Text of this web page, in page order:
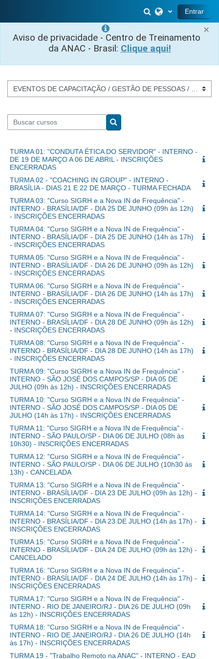
×
Aviso de privacidade - Centro de Treinamento
da ANAC - Brasil: Clique aqui!
Selector de
Entrar
Categorías
Buscar cursos
Buscar cursos
TURMA 01: "CONDUTA ÉTICA DO SERVIDOR" - INTERNO -
DE 19 DE MARÇO A 06 DE ABRIL - INSCRIÇÕES
ENCERRADAS
TURMA 02 - "COACHING IN GROUP" - INTERNO -
BRASÍLIA - DIAS 21 E 22 DE MARÇO - TURMA FECHADA
TURMA 03: "Curso SIGRH e a Nova IN de Frequência" -
INTERNO - BRASÍLIA/DF - DIA 25 DE JUNHO (09h às 12h)
- INSCRIÇÕES ENCERRADAS
TURMA 04: "Curso SIGRH e a Nova IN de Frequência" -
INTERNO - BRASÍLIA/DF - DIA 25 DE JUNHO (14h às 17h)
- INSCRIÇÕES ENCERRADAS
TURMA 05: "Curso SIGRH e a Nova IN de Frequência" -
INTERNO - BRASÍLIA/DF - DIA 26 DE JUNHO (09h às 12h)
- INSCRIÇÕES ENCERRADAS
TURMA 06: "Curso SIGRH e a Nova IN de Frequência" -
INTERNO - BRASÍLIA/DF - DIA 26 DE JUNHO (14h às 17h)
- INSCRIÇÕES ENCERRADAS
TURMA 07: "Curso SIGRH e a Nova IN de Frequência" -
INTERNO - BRASÍLIA/DF - DIA 28 DE JUNHO (09h às 12h)
- INSCRIÇÕES ENCERRADAS
TURMA 08: "Curso SIGRH e a Nova IN de Frequência" -
INTERNO - BRASÍLIA/DF - DIA 28 DE JUNHO (14h às 17h)
- INSCRIÇÕES ENCERRADAS
TURMA 09: "Curso SIGRH e a Nova IN de Frequência" -
INTERNO - SÃO JOSÉ DOS CAMPOS/SP - DIA 05 DE
JULHO (09h às 12h) - INSCRIÇÕES ENCERRADAS
TURMA 10: "Curso SIGRH e a Nova IN de Frequência" -
INTERNO - SÃO JOSÉ DOS CAMPOS/SP - DIA 05 DE
JULHO (14h às 17h) - INSCRIÇÕES ENCERRADAS
TURMA 11: "Curso SIGRH e a Nova IN de Frequência" -
INTERNO - SÃO PAULO/SP - DIA 06 DE JULHO (08h às
10h30) - INSCRIÇÕES ENCERRADAS
TURMA 12: "Curso SIGRH e a Nova IN de Frequência" -
INTERNO - SÃO PAULO/SP - DIA 06 DE JULHO (10h30 às
13h) - CANCELADA
TURMA 13: "Curso SIGRH e a Nova IN de Frequência" -
INTERNO - BRASÍLIA/DF - DIA 23 DE JULHO (09h às 12h) -
INSCRIÇÕES ENCERRADAS
TURMA 14: "Curso SIGRH e a Nova IN de Frequência" -
INTERNO - BRASÍLIA/DF - DIA 23 DE JULHO (14h às 17h) -
INSCRIÇÕES ENCERRADAS
TURMA 15: "Curso SIGRH e a Nova IN de Frequência" -
INTERNO - BRASÍLIA/DF - DIA 24 DE JULHO (09h às 12h) -
CANCELADO
TURMA 16: "Curso SIGRH e a Nova IN de Frequência" -
INTERNO - BRASÍLIA/DF - DIA 24 DE JULHO (14h às 17h) -
INSCRIÇÕES ENCERRADAS
TURMA 17: "Curso SIGRH e a Nova IN de Frequência" -
INTERNO - RIO DE JANEIRO/RJ - DIA 26 DE JULHO (09h
às 12h) - INSCRIÇÕES ENCERRADAS
TURMA 18: "Curso SIGRH e a Nova IN de Frequência" -
INTERNO - RIO DE JANEIRO/RJ - DIA 26 DE JULHO (14h
às 17h) - INSCRIÇÕES ENCERRADAS
TURMA 19 - "Trabalho Remoto na ANAC" - INTERNO - EAD